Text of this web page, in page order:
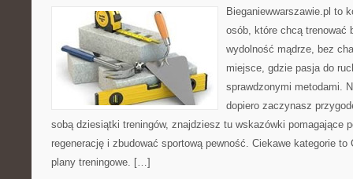
Bieganiewwarszawie.pl to
osób, które chcą trenować
wydolność mądrze, bez
miejsce, gdzie pasja do
sprawdzonymi metodami.
dopiero zaczynasz
sobą dziesiątki treningów, znajdziesz tu wskazówki pomagające
regenerację i zbudować sportową pewność. Ciekawe kategorie
plany treningowe. […]